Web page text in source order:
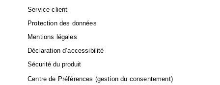
Service client
Protection des données
Mentions légales
Déclaration d’accessibilité
Sécurité du produit
Centre de Préférences (gestion du consentement)